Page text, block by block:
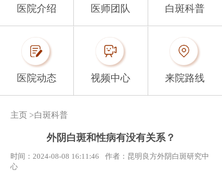
医院介绍 医师团队 白斑科普
医院动态 视频中心 来院路线
主页 >白斑科普
外阴白斑和性病有没有关系？
时间：2024-08-08 16:11:46
作者：昆明良方外阴白斑研究中
心